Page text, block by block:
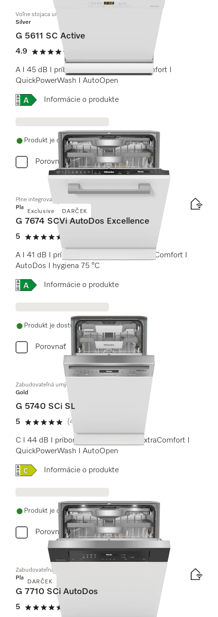
Voľne stojaca umývačka riadu
Silver
G 5611 SC Active
4.9
4.9 / 5
A I 45 dB I príborová zásuvka I koše Comfort I
QuickPowerWash I AutoOpen
Online Label Flag, Energetický štítok
Informácie o produkte
Produkt je dostupný
Porovnať
Exclusive DARČEK
Plne integrovaná umývačka riadu
Platinum
G 7674 SCVi AutoDos Excellence
5
5 / 5
A I 41 dB I príborová zásuvka I koše MaxiComfort I
AutoDos I hygiena 75 °C
Online Label Flag, Energetický štítok
Informácie o produkte
Produkt je dostupný
Porovnať
Zabudovateľná umývačka riadu 45 cm
Gold
G 5740 SCi SL
5
5 / 5
(4 recenzie)
C I 44 dB I príborová zásuvka I koše ExtraComfort I
QuickPowerWash I AutoOpen
Online Label Flag, Energetický štítok
Informácie o produkte
Produkt je dostupný
Porovnať
DARČEK
Zabudovateľná umývačka riadu
Platinum
G 7710 SCi AutoDos
5
5 / 5